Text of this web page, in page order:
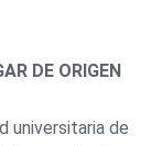
DE ORIGEN
universitaria de